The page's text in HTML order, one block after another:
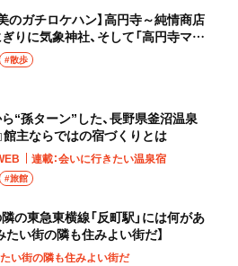
のガチロケハン】高円寺～純情商店
りに気象神社、そして「高円寺マシ
#散歩
“孫ターン”した、長野県釜沼温泉
館主ならではの宿づくりとは
連載：会いに行きたい温泉宿
#旅館
の東急東横線「反町駅」には何があ
たい街の隣も住みよい街だ】
たい街の隣も住みよい街だ